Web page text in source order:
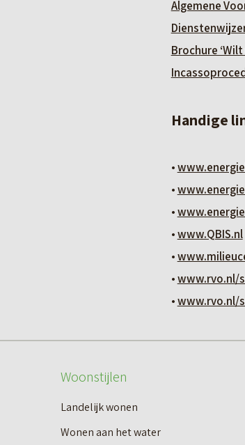
Algemene
Brochure
Handige
•
•
•
•www.QBIS.nl
•
•www.rvo.nl/
•www.rvo.nl/
Woonstijlen
Landelijk wonen
Wonen aan het water